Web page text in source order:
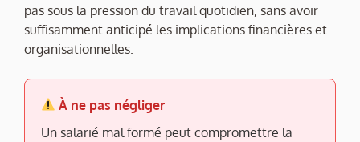
pas sous la pression du travail quotidien, sans avoir
suffisamment anticipé les implications financières et
organisationnelles.
À ne pas négliger
Un salarié mal formé peut compromettre la